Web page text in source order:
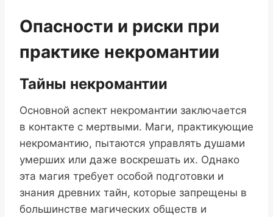
Опасности и риски при
практике некромантии
Тайны некромантии
Основной аспект некромантии заключается
в контакте с мертвыми. Маги, практикующие
некромантию, пытаются управлять душами
умерших или даже воскрешать их. Однако
эта магия требует особой подготовки и
знания древних тайн, которые запрещены в
большинстве магических обществ и